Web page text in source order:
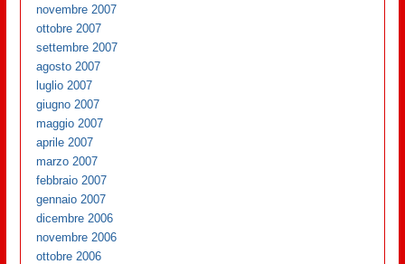
novembre 2007
ottobre 2007
settembre 2007
agosto 2007
luglio 2007
giugno 2007
maggio 2007
aprile 2007
marzo 2007
febbraio 2007
gennaio 2007
dicembre 2006
novembre 2006
ottobre 2006